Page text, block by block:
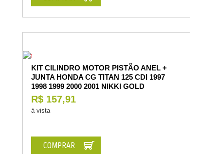
KIT CILINDRO MOTOR PISTÃO ANEL +
JUNTA HONDA CG TITAN 125 CDI 1997
1998 1999 2000 2001 NIKKI GOLD
R$ 157,91
à vista
COMPRAR